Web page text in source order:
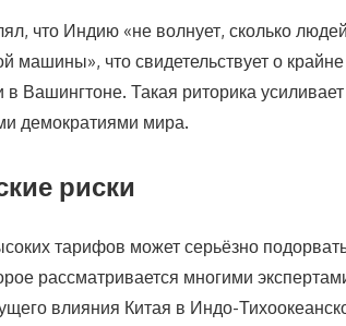
что Индию «не волнует, сколько
машины», что свидетельствует о
в Вашингтоне. Такая риторика
демократиями мира.
риски
тарифов может серьёзно
рассматривается многими
влияния Китая в Индо-